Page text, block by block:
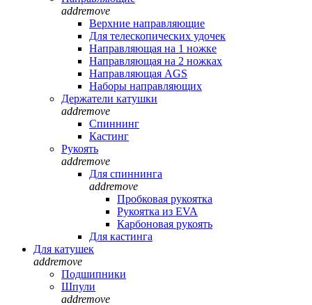
addremove
Верхние направляющие
Для телескопических удочек
Направляющая на 1 ножке
Направляющая на 2 ножках
Направляющая AGS
Наборы направляющих
Держатели катушки
addremove
Спиннинг
Кастинг
Рукоять
addremove
Для спиннинга
addremove
Пробковая рукоятка
Рукоятка из EVA
Карбоновая рукоять
Для кастинга
Для катушек
addremove
Подшипники
Шпули
addremove